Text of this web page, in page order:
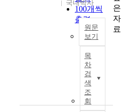
100개씩
출력
국내박사
원문
보기
목
차
검
색
조
회
은
자
료